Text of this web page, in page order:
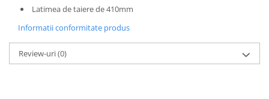
Zootehnie
Foarfeci tuns oi
Incubatoare oua
Latimea de taiere de 410mm
Informatii conformitate produs
Review-uri(0)